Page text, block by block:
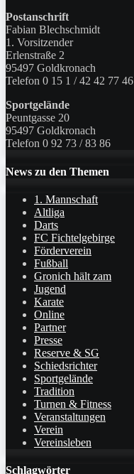
Postanschrift
Fabian Blechschmidt
1. Vorsitzender
Erlenstraße 2
95497 Goldkronach
Telefon 0 15 1 / 42 42 77 46
Sportgelände
Peuntgasse 20
95497 Goldkronach
Telefon 0 92 73 / 83 86
News zu den Themen
1. Mannschaft
Altliga
Darts
FC Fichtelgebirge
Förderverein
Fußball
Gronich hält zam
Jugend
Karate
Online
Partner
Presse
Reserve & SG
Schiedsrichter
Sportgelände
Tradition
Turnen & Fitness
Veranstaltungen
Verein
Vereinsleben
Schlagwörter